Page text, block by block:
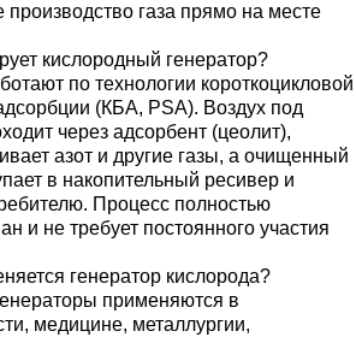
производство газа прямо на месте
кислородный генератор?
по технологии короткоцикловой
(КБА, PSA). Воздух под
через адсорбент (цеолит),
азот и другие газы, а очищенный
в накопительный ресивер и
Процесс полностью
и не требует постоянного участия
генератор кислорода?
применяются в
медицине, металлургии,